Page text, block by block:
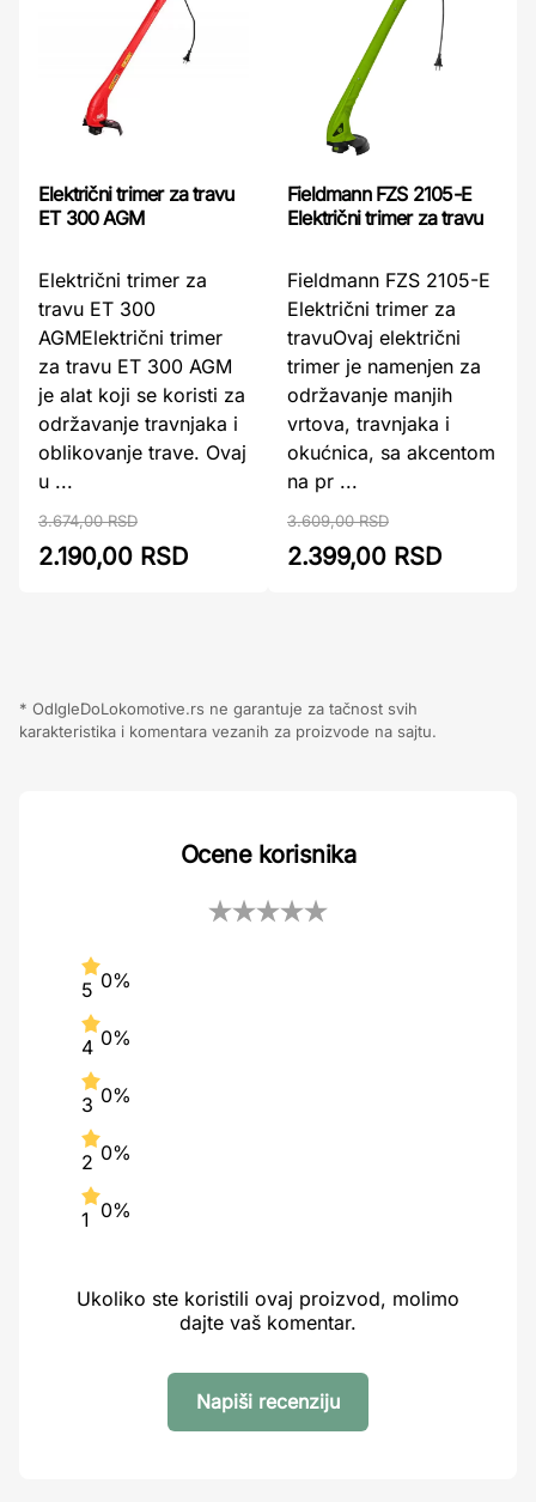
Električni trimer za travu
ET 300 AGM
Električni trimer za
travu ET 300
AGMElektrični trimer
za travu ET 300 AGM
je alat koji se koristi za
održavanje travnjaka i
oblikovanje trave. Ovaj
u ...
3.674,00 RSD
2.190,00 RSD
Fieldmann FZS 2105-E
Električni trimer za travu
Fieldmann FZS 2105-E
Električni trimer za
travuOvaj električni
trimer je namenjen za
održavanje manjih
vrtova, travnjaka i
okućnica, sa akcentom
na pr ...
3.609,00 RSD
2.399,00 RSD
* OdIgleDoLokomotive.rs ne garantuje za tačnost svih
karakteristika i komentara vezanih za proizvode na sajtu.
Ocene korisnika
5 0%
4 0%
3 0%
2 0%
1 0%
Ukoliko ste koristili ovaj proizvod, molimo
dajte vaš komentar.
Napiši recenziju